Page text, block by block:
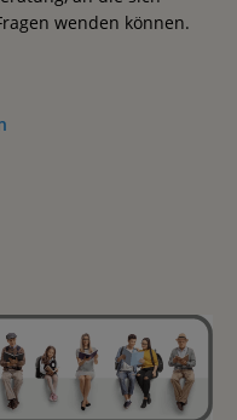
wenden können.